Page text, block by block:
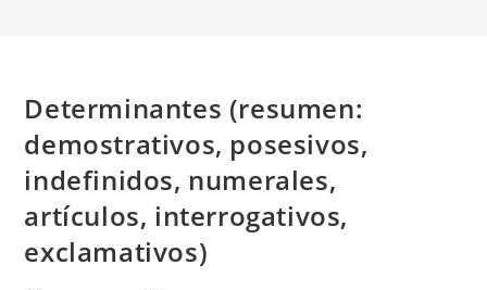
Determinantes (resumen:
demostrativos, posesivos,
indefinidos, numerales,
artículos, interrogativos,
exclamativos)